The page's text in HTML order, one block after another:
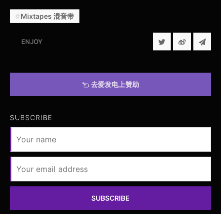
Mixtapes 混音带
ENJOY
去爱发电上赞助
SUBSCRIBE
SUBSCRIBE